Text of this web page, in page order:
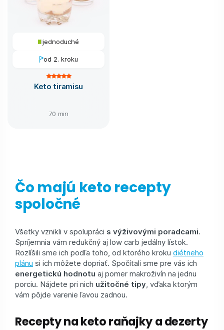
jednoduché
od 2. kroku
Keto tiramisu
70 min
Čo majú keto recepty
spoločné
Všetky vznikli v spolupráci s výživovými poradcami.
Spríjemnia vám redukčný aj low carb jedálny lístok.
Rozlíšili sme ich podľa toho, od ktorého kroku diétneho
plánu si ich môžete dopriať. Spočítali sme pre vás ich
energetickú hodnotu aj pomer makroživín na jednu
porciu. Nájdete pri nich užitočné tipy, vďaka ktorým
vám pôjde varenie ľavou zadnou.
Recepty na keto raňajky a dezerty